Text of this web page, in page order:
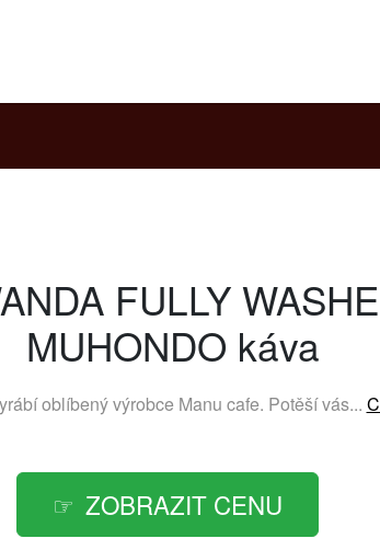
FULLY
MUHONDO káva
oblíbený výrobce Manu cafe. Potěší vás...
ZOBRAZIT CENU